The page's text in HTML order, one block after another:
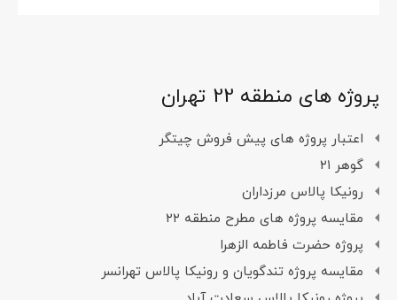
پروژه های منطقه 22 تهران
اعتبار پروژه های پیش فروش چیتگر
گوهر ۲۱
رونیکا پالاس مرزداران
مقایسه پروژه های مطرح منطقه ۲۲
پروژه حضرت فاطمه الزهرا
مقایسه پروژه تندگویان و رونیکا پالاس تهرانسر